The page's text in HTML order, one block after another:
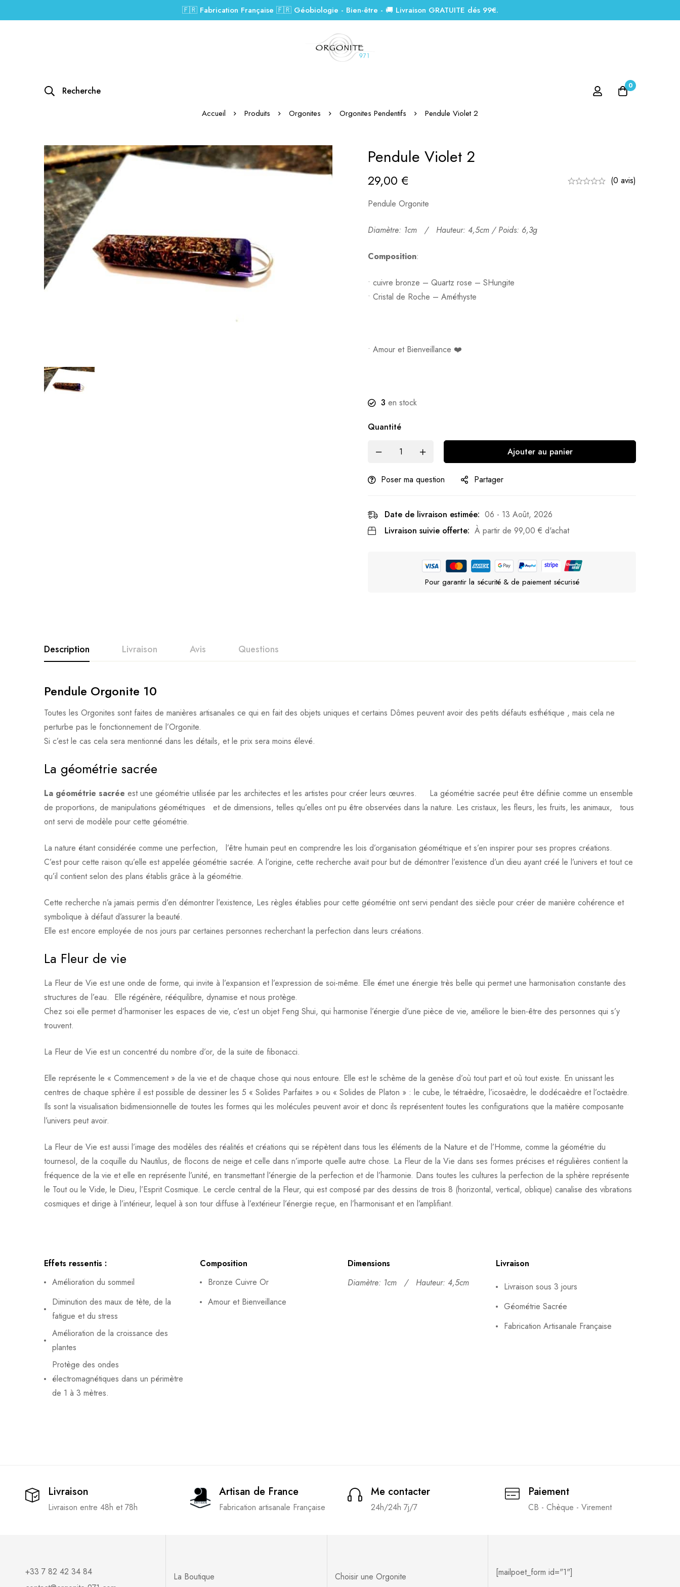
🇫🇷 Fabrication Française 🇫🇷 Géobiologie - Bien-être - 🚚 Livraison GRATUITE dés 99€.
Recherche 0
Accueil Produits Orgonites Orgonites Pendentifs Pendule Violet 2
Pendule Violet 2
29,00 €
(0 avis)
Pendule Orgonite
Diamètre: 1cm / Hauteur: 4,5cm / Poids: 6,3g
Composition:
• cuivre bronze – Quartz rose – SHungite
• Cristal de Roche – Améthyste
• Amour et Bienveillance ❤️
3 en stock
Quantité
Ajouter au panier
Poser ma question Partager
Date de livraison estimée: 06 - 13 Août, 2026
Livraison suivie offerte: À partir de 99,00 € d'achat
Pour garantir la sécurité & de paiement sécurisé
Description Livraison Avis Questions
Pendule Orgonite 10
Toutes les Orgonites sont faites de manières artisanales ce qui en fait des objets uniques et certains Dômes peuvent avoir des petits défauts esthétique , mais cela ne
perturbe pas le fonctionnement de l’Orgonite.
Si c’est le cas cela sera mentionné dans les détails, et le prix sera moins élevé.
La géométrie sacrée
La géométrie sacrée est une géométrie utilisée par les architectes et les artistes pour créer leurs œuvres. La géométrie sacrée peut être définie comme un ensemble
de proportions, de manipulations géométriques et de dimensions, telles qu’elles ont pu être observées dans la nature. Les cristaux, les fleurs, les fruits, les animaux, tous
ont servi de modèle pour cette géométrie.
La nature étant considérée comme une perfection, l’être humain peut en comprendre les lois d’organisation géométrique et s’en inspirer pour ses propres créations.
C’est pour cette raison qu’elle est appelée géométrie sacrée. A l’origine, cette recherche avait pour but de démontrer l’existence d’un dieu ayant créé le l’univers et tout ce
qu’il contient selon des plans établis grâce à la géométrie.
Cette recherche n’a jamais permis d’en démontrer l’existence, Les règles établies pour cette géométrie ont servi pendant des siècle pour créer de manière cohérence et
symbolique à défaut d’assurer la beauté.
Elle est encore employée de nos jours par certaines personnes recherchant la perfection dans leurs créations.
La Fleur de vie
La Fleur de Vie est une onde de forme, qui invite à l’expansion et l’expression de soi-même. Elle émet une énergie très belle qui permet une harmonisation constante des
structures de l’eau. Elle régénère, rééquilibre, dynamise et nous protège.
Chez soi elle permet d’harmoniser les espaces de vie, c’est un objet Feng Shui, qui harmonise l’énergie d’une pièce de vie, améliore le bien-être des personnes qui s’y
trouvent.
La Fleur de Vie est un concentré du nombre d’or, de la suite de fibonacci.
Elle représente le « Commencement » de la vie et de chaque chose qui nous entoure. Elle est le schème de la genèse d’où tout part et où tout existe. En unissant les
centres de chaque sphère il est possible de dessiner les 5 « Solides Parfaites » ou « Solides de Platon » : le cube, le tétraèdre, l’icosaèdre, le dodécaèdre et l’octaèdre.
Ils sont la visualisation bidimensionnelle de toutes les formes qui les molécules peuvent avoir et donc ils représentent toutes les configurations que la matière composante
l’univers peut avoir.
La Fleur de Vie est aussi l’image des modèles des réalités et créations qui se répètent dans tous les éléments de la Nature et de l’Homme, comme la géométrie du
tournesol, de la coquille du Nautilus, de flocons de neige et celle dans n’importe quelle autre chose. La Fleur de la Vie dans ses formes précises et régulières contient la
fréquence de la vie et elle en représente l’unité, en transmettant l’énergie de la perfection et de l’harmonie. Dans toutes les cultures la perfection de la sphère représente
le Tout ou le Vide, le Dieu, l’Esprit Cosmique. Le cercle central de la Fleur, qui est composé par des dessins de trois 8 (horizontal, vertical, oblique) canalise des vibrations
cosmiques et dirige à l’intérieur, lequel à son tour diffuse à l’extérieur l’énergie reçue, en l’harmonisant et en l’amplifiant.
Effets ressentis :
Amélioration du sommeil
Diminution des maux de tète, de la
fatigue et du stress
Amélioration de la croissance des
plantes
Protège des ondes
électromagnétiques dans un périmètre
de 1 à 3 mètres.
Composition
Bronze Cuivre Or
Amour et Bienveillance
Dimensions
Diamètre: 1cm / Hauteur: 4,5cm
Livraison
Livraison sous 3 jours
Géométrie Sacrée
Fabrication Artisanale Française
Livraison
Livraison entre 48h et 78h
Artisan de France
Fabrication artisanale Française
Me contacter
24h/24h 7j/7
Paiement
CB - Chèque - Virement
+33 7 82 42 34 84
La Boutique Choisir une Orgonite [mailpoet_form id="1"]